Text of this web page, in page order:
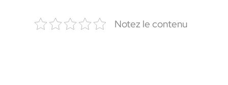
Notez le contenu